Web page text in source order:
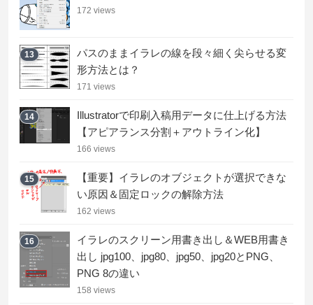
172 views
13
パスのままイラレの線を段々細く尖らせる変
形方法とは？
171 views
14
Illustratorで印刷入稿用データに仕上げる方法
【アピアランス分割＋アウトライン化】
166 views
15
【重要】イラレのオブジェクトが選択できな
い原因＆固定ロックの解除方法
162 views
16
イラレのスクリーン用書き出し＆WEB用書き
出し jpg100、jpg80、jpg50、jpg20とPNG、
PNG 8の違い
158 views